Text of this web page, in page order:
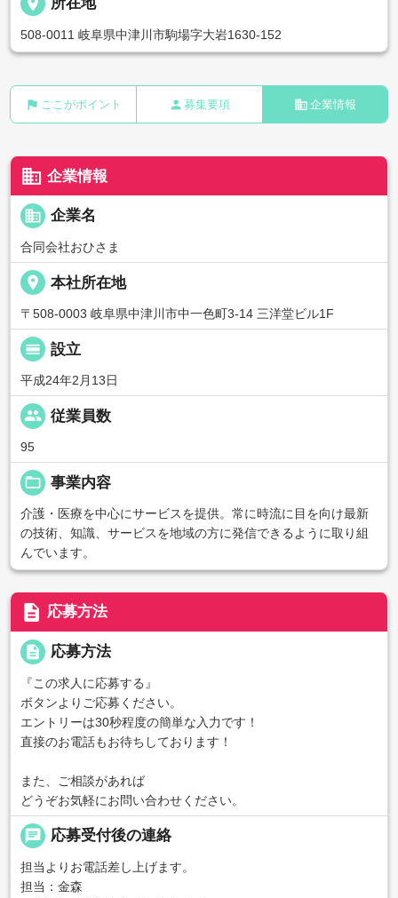
place 所在地
508-0011 岐阜県中津川市駒場字大岩1630-152
flag ここがポイント person 募集要項 business 企業情報
business 企業情報
business 企業名
合同会社おひさま
place 本社所在地
〒508-0003 岐阜県中津川市中一色町3-14 三洋堂ビル1F
calendar_view_day 設立
平成24年2月13日
people 従業員数
95
folder_open 事業内容
介護・医療を中心にサービスを提供。常に時流に目を向け最新
の技術、知識、サービスを地域の方に発信できるように取り組
んでいます。
description 応募方法
description 応募方法
『この求人に応募する』
ボタンよりご応募ください。
エントリーは30秒程度の簡単な入力です！
直接のお電話もお待ちしております！
また、ご相談があれば
どうぞお気軽にお問い合わせください。
chat 応募受付後の連絡
担当よりお電話差し上げます。
担当：金森